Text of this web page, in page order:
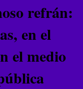
refrán:
en el
el medio